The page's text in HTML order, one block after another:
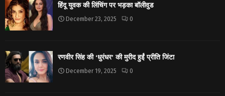
हिंदू युवक की लिंचिंग पर भड़का बॉलीवुड
December 23, 2025 0
रणवीर सिंह की ‘धुरंधर’ की मुरीद हुईं प्रीति जिंटा
December 19, 2025 0